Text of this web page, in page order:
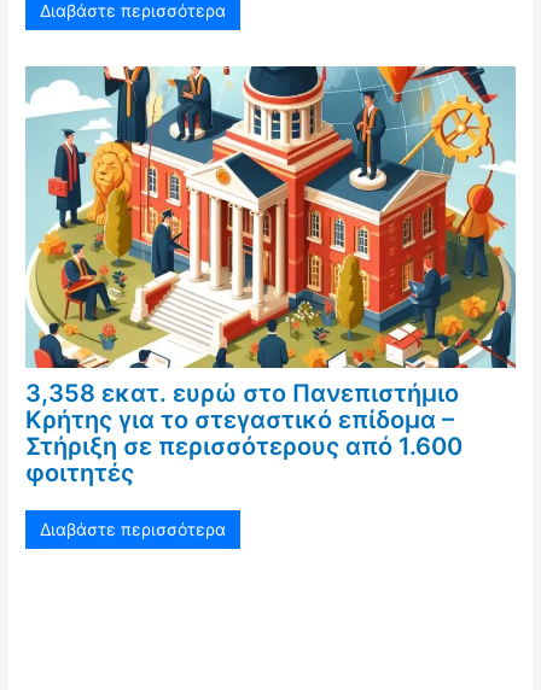
Διαβάστε περισσότερα
3,358 εκατ. ευρώ στο Πανεπιστήμιο
Κρήτης για το στεγαστικό επίδομα –
Στήριξη σε περισσότερους από 1.600
φοιτητές
Διαβάστε περισσότερα